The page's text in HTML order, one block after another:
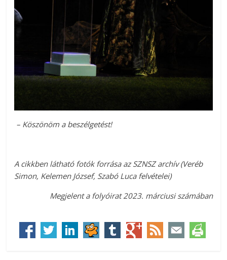
– Köszönöm a beszélgetést!
A cikkben látható fotók forrása az SZNSZ archív (Veréb
Simon, Kelemen József, Szabó Luca felvételei)
Megjelent a folyóirat 2023. márciusi számában